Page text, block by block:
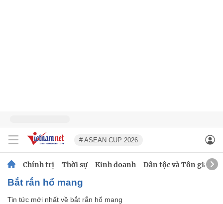
# ASEAN CUP 2026
Chính trị Thời sự Kinh doanh Dân tộc và Tôn giáo
bắt rắn hổ mang
Tin tức mới nhất về bắt rắn hổ mang